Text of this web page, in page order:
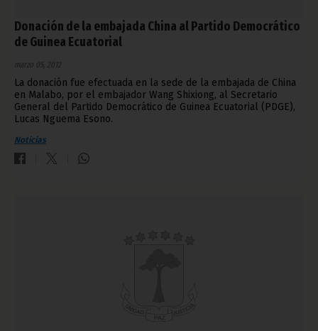
Donación de la embajada China al Partido Democrático
de Guinea Ecuatorial
marzo 05, 2012
La donación fue efectuada en la sede de la embajada de China
en Malabo, por el embajador Wang Shixiong, al Secretario
General del Partido Democrático de Guinea Ecuatorial (PDGE),
Lucas Nguema Esono.
Noticias